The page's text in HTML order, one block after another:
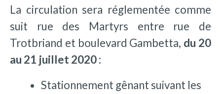
La circulation sera réglementée comme
suit rue des Martyrs entre rue de
Trotbriand et boulevard Gambetta, du 20
au 21 juillet 2020 :
Stationnement gênant suivant les